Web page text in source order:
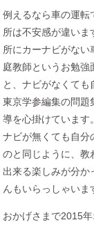
例えるなら車の運転
所は不安感が違い
所にカーナビがない
庭教師というお勉
と、ナビがなくて
東京学参編集の問題
導を心掛けています
ナビが無くても自分
のと同じように、教
出来る楽しみが分か
んもいらっしゃいま
おかげさまで2015